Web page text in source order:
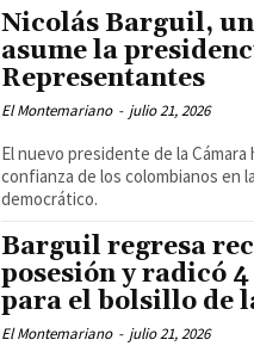
Nicolás Barguil,
asume la
Representantes
El Montemariano - julio 21, 2026
El nuevo presidente de la
confianza de los colombianos en
democrático.
Barguil regresa
posesión y radicó
para el bolsillo de
El Montemariano - julio 21, 2026